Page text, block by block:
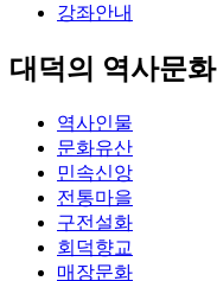
강좌안내
대덕의 역사문화
역사인물
문화유산
민속신앙
전통마을
구전설화
회덕향교
매장문화